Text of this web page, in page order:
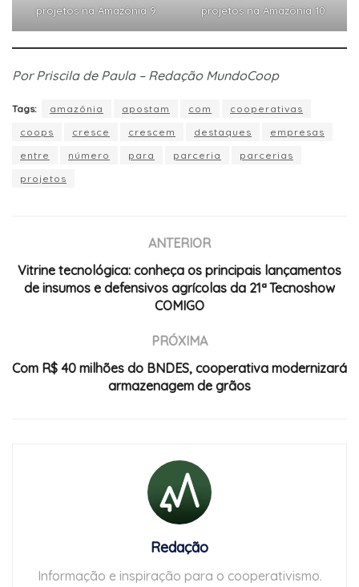
projetos na Amazônia 9
projetos na Amazônia 10
Por Priscila de Paula – Redação MundoCoop
Tags: amazônia apostam com
cooperativas
coops
cresce crescem destaques
empresas
entre
número para parceria
parcerias
projetos
ANTERIOR
Vitrine tecnológica: conheça os principais lançamentos
de insumos e defensivos agrícolas da 21ª Tecnoshow
COMIGO
PRÓXIMA
Com R$ 40 milhões do BNDES, cooperativa modernizará
armazenagem de grãos
Redação
Informação e inspiração para o cooperativismo.